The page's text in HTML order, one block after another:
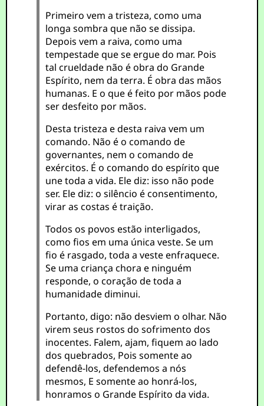
Primeiro vem a tristeza, como uma
longa sombra que não se dissipa.
Depois vem a raiva, como uma
tempestade que se ergue do mar. Pois
tal crueldade não é obra do Grande
Espírito, nem da terra. É obra das mãos
humanas. E o que é feito por mãos pode
ser desfeito por mãos.
Desta tristeza e desta raiva vem um
comando. Não é o comando de
governantes, nem o comando de
exércitos. É o comando do espírito que
une toda a vida. Ele diz: isso não pode
ser. Ele diz: o silêncio é consentimento,
virar as costas é traição.
Todos os povos estão interligados,
como fios em uma única veste. Se um
fio é rasgado, toda a veste enfraquece.
Se uma criança chora e ninguém
responde, o coração de toda a
humanidade diminui.
Portanto, digo: não desviem o olhar. Não
virem seus rostos do sofrimento dos
inocentes. Falem, ajam, fiquem ao lado
dos quebrados, Pois somente ao
defendê-los, defendemos a nós
mesmos, E somente ao honrá-los,
honramos o Grande Espírito da vida.